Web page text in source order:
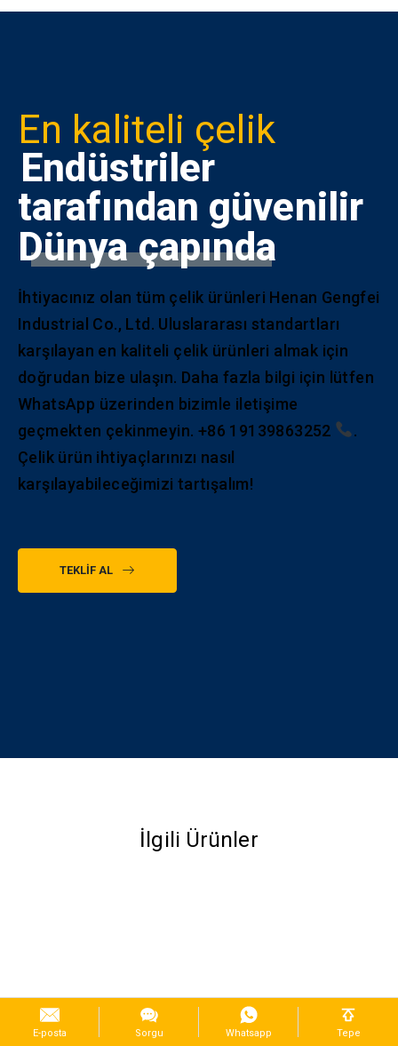
En kaliteli çelik
Endüstriler
tarafından güvenilir
Dünya çapında
İhtiyacınız olan tüm çelik ürünleri Henan Gengfei
Industrial Co., Ltd. Uluslararası standartları
karşılayan en kaliteli çelik ürünleri almak için
doğrudan bize ulaşın. Daha fazla bilgi için lütfen
WhatsApp üzerinden bizimle iletişime
geçmekten çekinmeyin. +86 19139863252
.
Çelik ürün ihtiyaçlarınızı nasıl
karşılayabileceğimizi tartışalım!
TEKLIF AL
İlgili Ürünler
E-posta Sorgu Whatsapp Tepe